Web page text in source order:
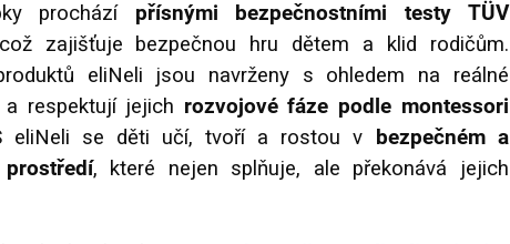
procházípřísnými bezpečnostními testy TÜV
zajišťuje bezpečnou hru dětem a klid rodičům.
eliNeli jsou navrženy s ohledem na reálné
respektují jejich rozvojové fáze podle montessori
eliNeli se děti učí, tvoří a rostou v bezpečném a
, které nejen splňuje, ale překonává jejich